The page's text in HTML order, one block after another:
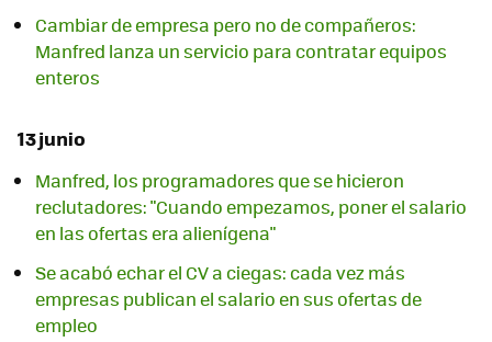
Cambiar de empresa pero no de compañeros:
Manfred lanza un servicio para contratar equipos
enteros
13 junio
Manfred, los programadores que se hicieron
reclutadores: "Cuando empezamos, poner el salario
en las ofertas era alienígena"
Se acabó echar el CV a ciegas: cada vez más
empresas publican el salario en sus ofertas de
empleo